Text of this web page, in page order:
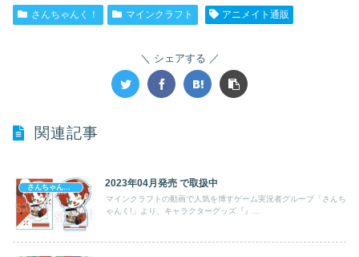
さんちゃんく！ マインクラフト アニメイト通販
シェアする
関連記事
2023年04月発売 で取扱中
マインクラフトの動画で人気を博すゲーム実況者グループ「さんち
ゃんく!」より、キャラクターグッズ『』...